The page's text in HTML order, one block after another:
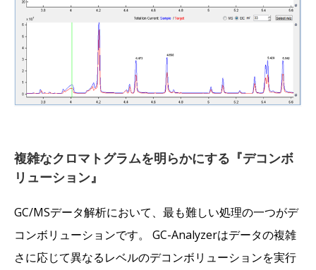
複雑なクロマトグラムを明らかにする『デコンボ
リューション』
GC/MSデータ解析において、最も難しい処理の一つがデ
コンボリューションです。 GC-Analyzerはデータの複雑
さに応じて異なるレベルのデコンボリューションを実行